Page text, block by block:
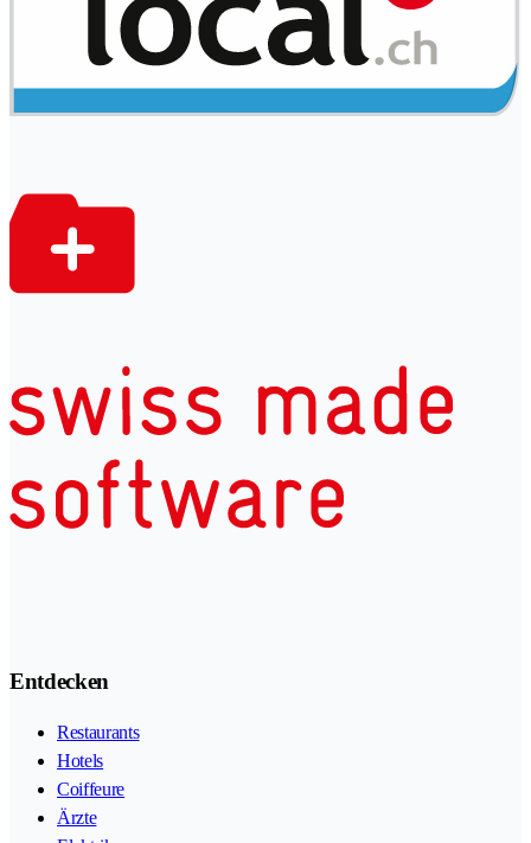
Entdecken
Restaurants
Hotels
Coiffeure
Ärzte